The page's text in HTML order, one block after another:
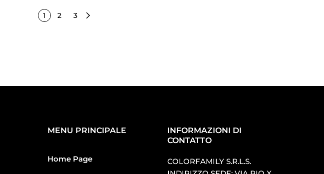
1 2 3
MENU PRINCIPALE
Home Page
INFORMAZIONI DI
CONTATTO
COLORFAMILY S.R.L.S.